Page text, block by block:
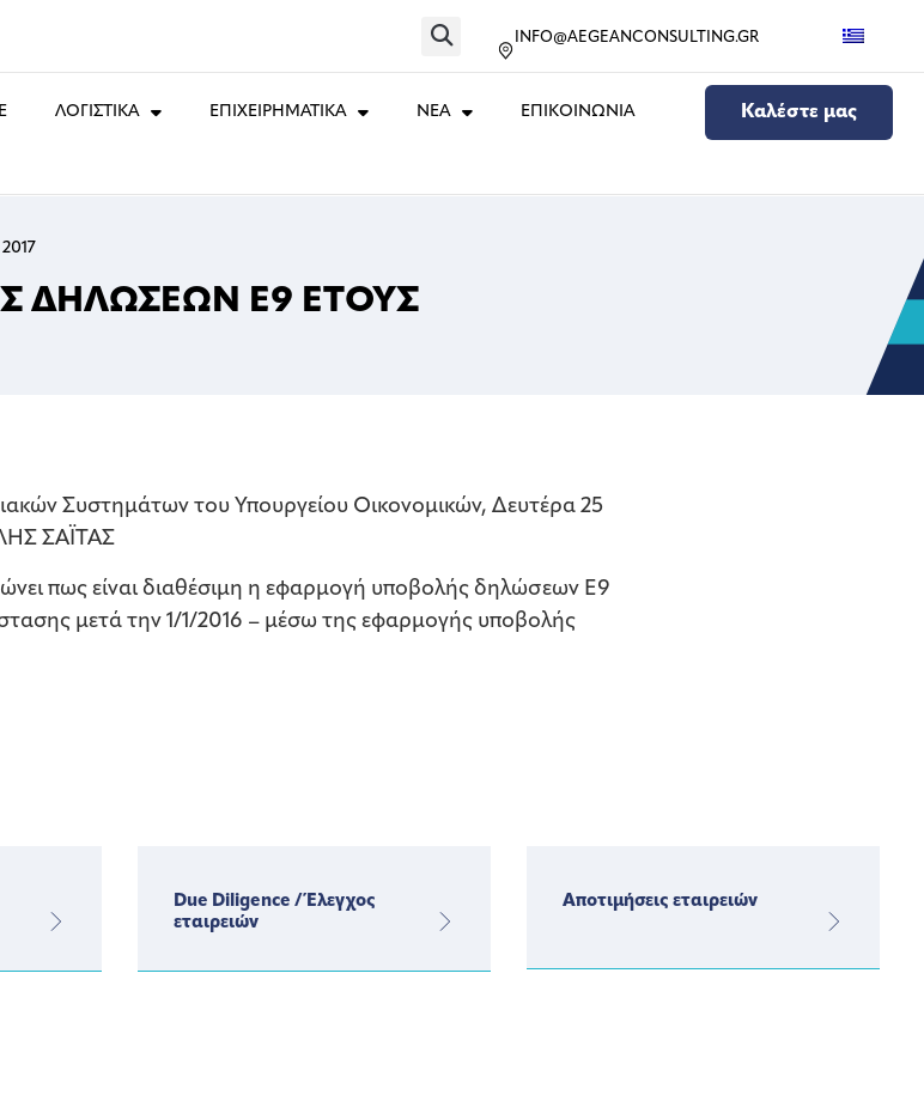
INFO@AEGEANCONSULTING.GR
ΛΟΓΙΣΤΙΚΑ ΕΠΙΧΕΙΡΗΜΑΤΙΚΑ ΝΕΑ ΕΠΙΚΟΙΝΩΝΙΑ Καλέστε μας
ΔΗΛΩΣΕΩΝ Ε9 ΕΤΟΥΣ
Συστημάτων του Υπουργείου Οικονομικών, Δευτέρα 25
ΣΑΪΤΑΣ
πως είναι διαθέσιμη η εφαρμογή υποβολής δηλώσεων Ε9
μετά την 1/1/2016 – μέσω της εφαρμογής υποβολής
Due Diligence / Έλεγχος
εταιρειών
Αποτιμήσεις εταιρειών